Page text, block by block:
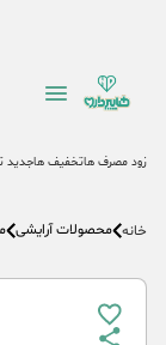
زود مصرف هاتخفیف هاجدید
خانه محصولات آرایشی